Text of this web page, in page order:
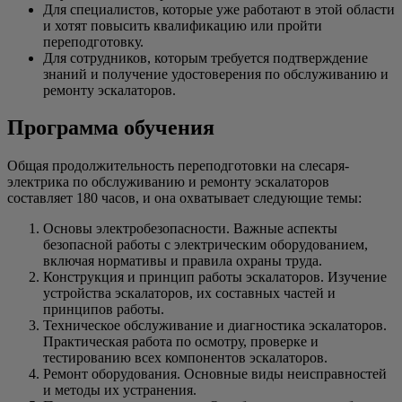
Для специалистов, которые уже работают в этой области
и хотят повысить квалификацию или пройти
переподготовку.
Для сотрудников, которым требуется подтверждение
знаний и получение удостоверения по обслуживанию и
ремонту эскалаторов.
Программа обучения
Общая продолжительность переподготовки на слесаря-
электрика по обслуживанию и ремонту эскалаторов
составляет 180 часов, и она охватывает следующие темы:
Основы электробезопасности. Важные аспекты
безопасной работы с электрическим оборудованием,
включая нормативы и правила охраны труда.
Конструкция и принцип работы эскалаторов. Изучение
устройства эскалаторов, их составных частей и
принципов работы.
Техническое обслуживание и диагностика эскалаторов.
Практическая работа по осмотру, проверке и
тестированию всех компонентов эскалаторов.
Ремонт оборудования. Основные виды неисправностей
и методы их устранения.